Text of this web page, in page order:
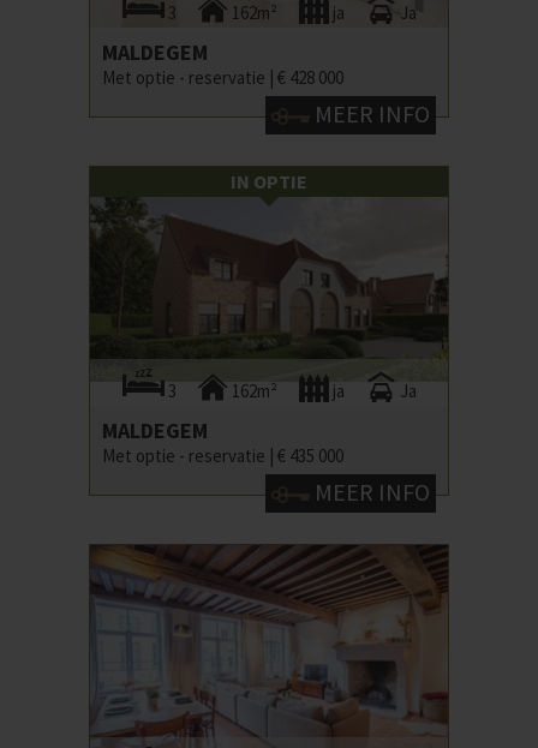
3 162m² ja Ja
MALDEGEM
Met optie - reservatie | € 428 000
MEER INFO
IN OPTIE
3 162m² ja Ja
MALDEGEM
Met optie - reservatie | € 435 000
MEER INFO